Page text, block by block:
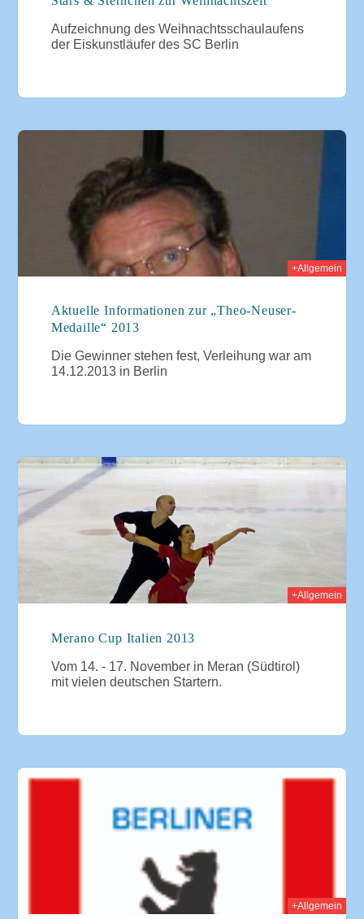
Aufzeichnung des Weihnachtsschaulaufens
der Eiskunstläufer des SC Berlin
+Allgemein
Aktuelle Informationen zur „Theo-Neuser-
Medaille“ 2013
Die Gewinner stehen fest, Verleihung war am
14.12.2013 in Berlin
+Allgemein
Merano Cup Italien 2013
Vom 14. - 17. November in Meran (Südtirol)
mit vielen deutschen Startern.
+Allgemein